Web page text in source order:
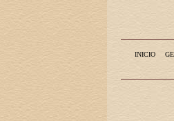
INICIO